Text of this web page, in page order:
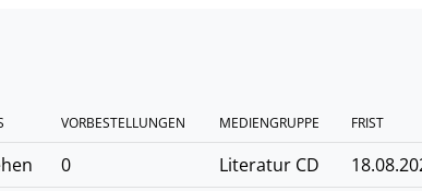
VORBESTELLUNGEN MEDIENGRUPPE FRIST
0 Literatur CD